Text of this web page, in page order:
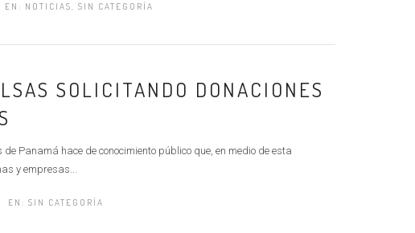
EN: NOTICIAS, SIN CATEGORÍA
SOLICITANDO DONACIONES
Panamá hace de conocimiento público que, en medio de esta
y empresas...
EN: SIN CATEGORÍA